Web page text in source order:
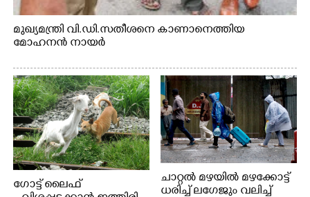
മുഖ്യമന്ത്രി വി.ഡി.സതീശനെ കാണാനെത്തിയ
മോഹനൻ നായർ
ഗോട്ട് ലൈഫ്
ചാറ്റൽ മഴയിൽ മഴക്കോട്ട്
ധരിച്ച് ലഗേജും വലിച്ച്